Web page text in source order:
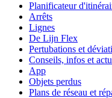
Planificateur
Arrêts
Lignes
De Lijn Flex
Pertubations et
Conseils, infos et
App
Objets perdus
Plans de réseau et